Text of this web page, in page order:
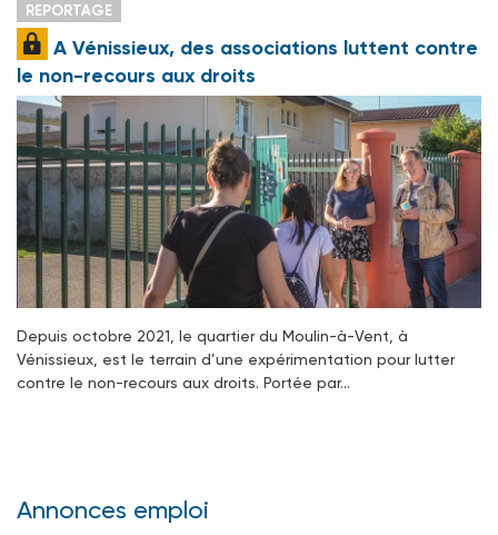
REPORTAGE
A Vénissieux, des associations luttent contre
le non-recours aux droits
Depuis octobre 2021, le quartier du Moulin-à-Vent, à
Vénissieux, est le terrain d’une expérimentation pour lutter
contre le non-recours aux droits. Portée par…
Annonces emploi